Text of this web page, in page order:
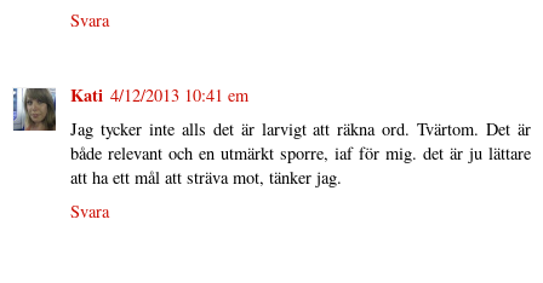
Svara
Kati 4/12/2013 10:41 em
Jag tycker inte alls det är larvigt att räkna ord. Tvärtom. Det är
både relevant och en utmärkt sporre, iaf för mig. det är ju lättare
att ha ett mål att sträva mot, tänker jag.
Svara